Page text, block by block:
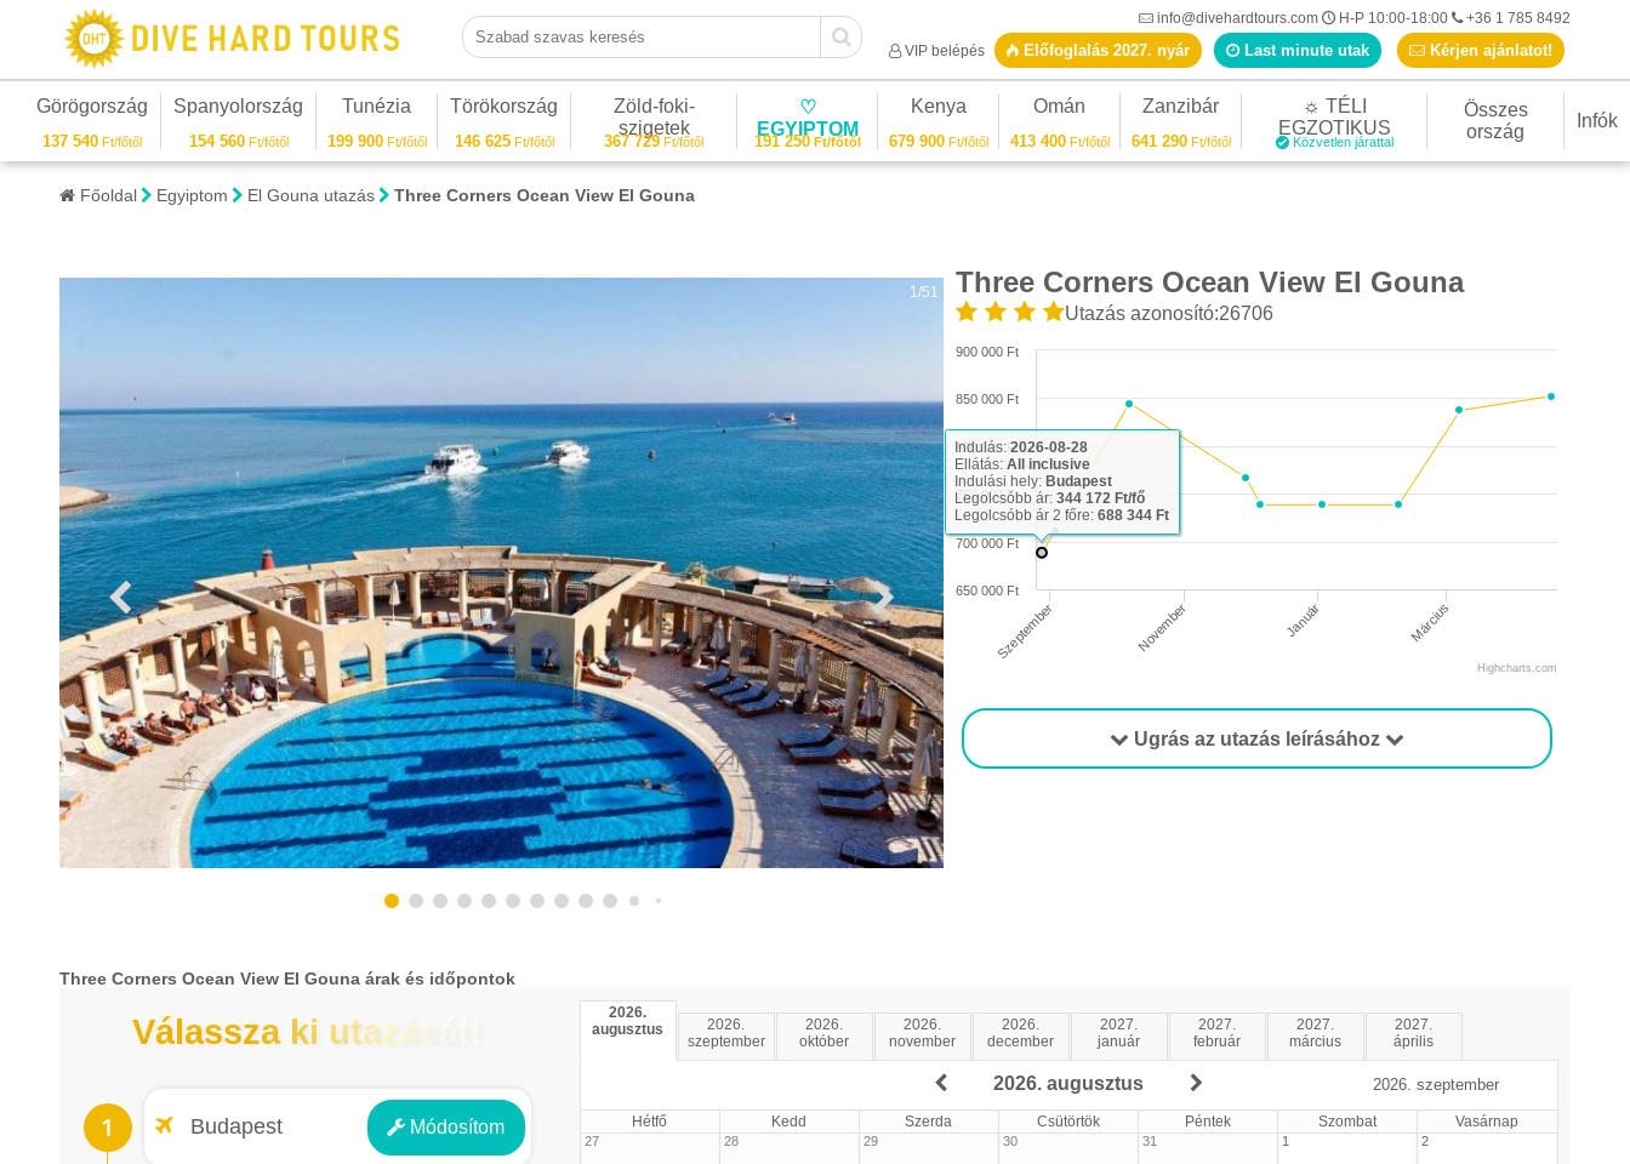
Szabad szavas keresés
info@divehardtours.com H-P 10:00-18:00
+36 1 785 8492
VIP belépés
Előfoglalás 2027. nyár Last minute utak Kérjen ajánlatot!
Görögország
137 540 Ft/főtől
Spanyolország
154 560Ft/főtől
Tunézia
199 900Ft/főtől
Törökország
146 625Ft/főtől
Zöld-foki-
szigetek
367 729 Ft/főtől
♡
EGYIPTOM
191 250Ft/főtől
Kenya
679 900Ft/főtől
Omán
413 400Ft/főtől
Zanzibár
641 290Ft/főtől
☼ TÉLI
EGZOTIKUS
Közvetlen járattal
Összes
ország
Infók
Főoldal Egyiptom El Gouna utazás Three Corners Ocean View El Gouna
Three Corners Ocean View El Gouna
Utazás azonosító:26706
Szeptember November Január Március
650 000 Ft
700 000 Ft
750 000 Ft
800 000 Ft
850 000 Ft
900 000 Ft
Highcharts.com
Indulás:2026-08-28
Ellátás:All inclusive
Indulási hely: Budapest
Legolcsóbb ár:344 172 Ft/fő
Legolcsóbb ár 2 főre:688 344 Ft
Ugrás az utazás leírásához
1/51
Three Corners Ocean View El Gouna árak és időpontok
Válassza ki utazását!
Budapest Módosítom
Repülőtér
2026.
augusztus
2026.
szeptember
2026.
október
2026.
november
2026.
december
2027.
január
2027.
február
2027.
március
2027.
április
2026. augusztus 2026. szeptember
Hétfő Kedd Szerda Csütörtök Péntek Szombat Vasárnap
27 28 29 30 31 1 2